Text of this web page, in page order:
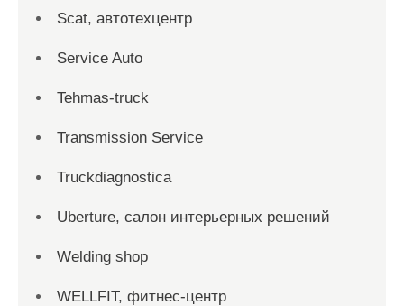
Scat, автотехцентр
Service Auto
Tehmas-truck
Transmission Service
Truckdiagnostica
Uberture, салон интерьерных решений
Welding shop
WELLFIT, фитнес-центр